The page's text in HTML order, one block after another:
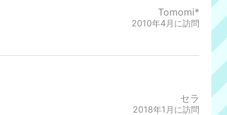
Tomomi*
2010年4月に訪問
セラ
2018年1月に訪問